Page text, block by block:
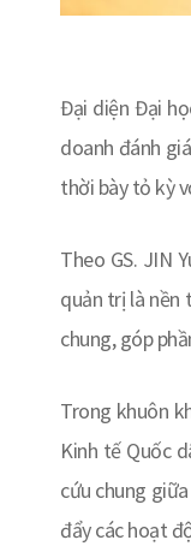
Đại diện Đại
doanh đánh
thời bày tỏ kỳ
Theo GS. JIN
quản trị là nền
chung, góp
Trong khuôn
Kinh tế Quốc
cứu chung
đẩy các hoạt